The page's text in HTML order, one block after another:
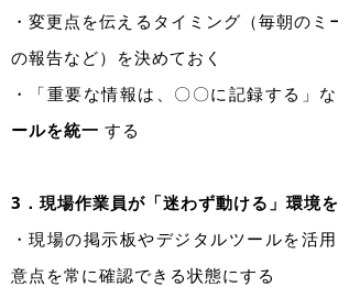
・変更点を伝えるタイミング（毎朝の
の報告など）を決めておく
・「重要な情報は、〇〇に記録する」
ールを統一 する
3．現場作業員が「迷わず動ける」環境
・現場の掲示板やデジタルツールを活
意点を常に確認できる状態にする